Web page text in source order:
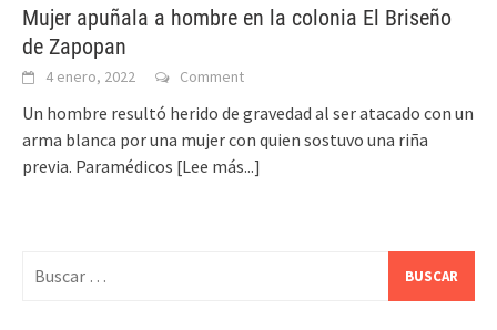
Mujer apuñala a hombre en la colonia El Briseño
de Zapopan
4 enero, 2022 Comment
Un hombre resultó herido de gravedad al ser atacado con un
arma blanca por una mujer con quien sostuvo una riña
previa. Paramédicos [Lee más...]